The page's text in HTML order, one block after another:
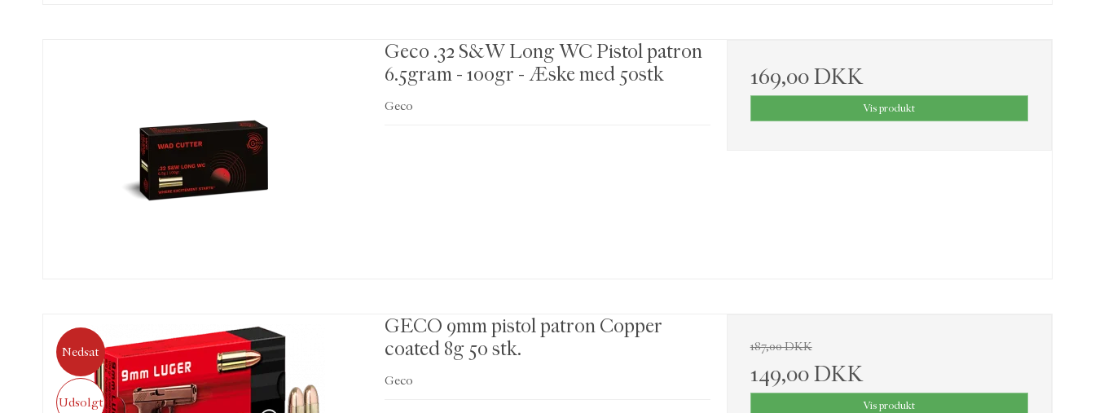
Geco .32 S&W Long WC Pistol patron
6.5gram - 100gr - Æske med 50stk
Geco
169,00 DKK
Vis produkt
Nedsat
Udsolgt
GECO 9mm pistol patron Copper
coated 8g 50 stk.
Geco
187,00 DKK
149,00 DKK
Vis produkt